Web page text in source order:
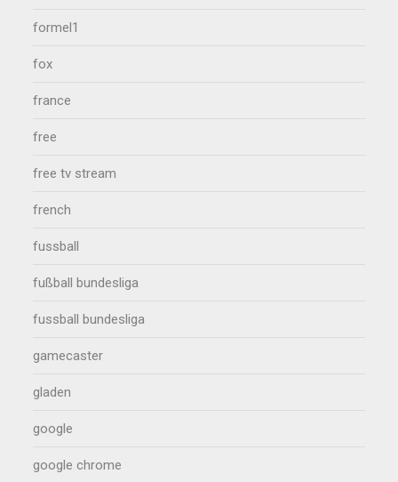
formel1
fox
france
free
free tv stream
french
fussball
fußball bundesliga
fussball bundesliga
gamecaster
gladen
google
google chrome